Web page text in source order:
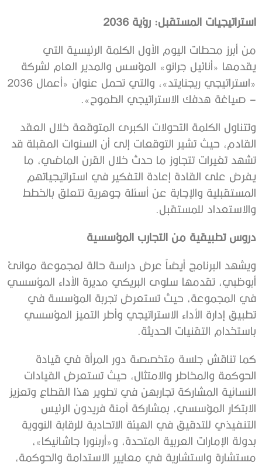
استراتيجيات المستقبل: رؤية 2036
من أبرز محطات اليوم الأول الكلمة الرئيسية التي
يقدمها «أنائيل جرانو» المؤسس والمدير العام لشركة
«استراتيجي ريجنايتد»، والتي تحمل عنوان «أعمال 2036
– صياغة هدفك الاستراتيجي الطموح».
وتتناول الكلمة التحولات الكبرى المتوقعة خلال العقد
القادم، حيث تشير التوقعات إلى أن السنوات المقبلة قد
تشهد تغيرات تتجاوز ما حدث خلال القرن الماضي، ما
يفرض على القادة إعادة التفكير في استراتيجياتهم
المستقبلية والإجابة عن أسئلة جوهرية تتعلق بالخطط
والاستعداد للمستقبل.
دروس تطبيقية من التجارب المؤسسية
ويشهد البرنامج أيضاً عرض دراسة حالة لمجموعة موانئ
أبوظبي، تقدمها سلوى البريكي مديرة الأداء المؤسسي
في المجموعة، حيث تستعرض تجربة المؤسسة في
تطبيق إدارة الأداء الاستراتيجي وأطر التميز المؤسسي
باستخدام التقنيات الحديثة.
كما تناقش جلسة متخصصة دور المرأة في قيادة
الحوكمة والمخاطر والامتثال، حيث تستعرض القيادات
النسائية المشاركة تجاربهن في تطوير هذا القطاع وتعزيز
الابتكار المؤسسي، بمشاركة آمنة فريدون الرئيس
التنفيذي للتدقيق في الهيئة الاتحادية للرقابة النووية
بدولة الإمارات العربية المتحدة، و«أربنورا جاشانيكا»،
مستشارة واستشارية في معايير الاستدامة والحوكمة،